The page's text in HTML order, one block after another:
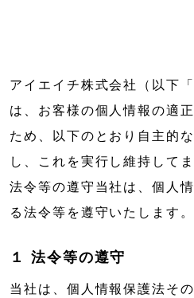
アイエイチ株式会社（以下
は、お客様の個人情報の適
ため、以下のとおり自主的
し、これを実行し維持してま
法令等の遵守当社は、個人
る法令等を遵守いたします。
１ 法令等の遵守
当社は、個人情報保護法そ